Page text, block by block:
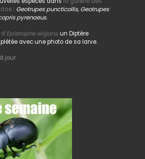
: Geotrupes puncticollis, Geotrupes
pyrenaeus.
Epistrophe eligans,un Diptère
avec une photo de sa larve.
jour